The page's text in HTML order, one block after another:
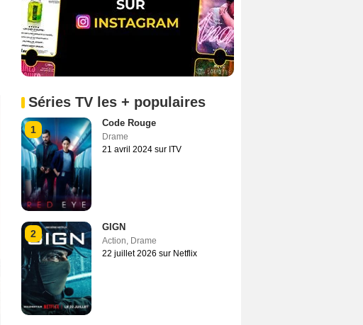
Séries TV les + populaires
1
Code Rouge
Drame
21 avril 2024 sur ITV
2
GIGN
Action, Drame
22 juillet 2026 sur Netflix